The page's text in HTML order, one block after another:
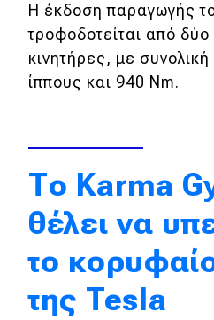
Ελλάδα
Κόσμος
Τεχνολογία
Απόψεις
Test Drive
Δοκιμή
Η έκδοση παραγωγής
τροφοδοτείται από δύο
κινητήρες, με
ίππους και 940 Nm.
Το Karma
θέλει να
το
της Tesla